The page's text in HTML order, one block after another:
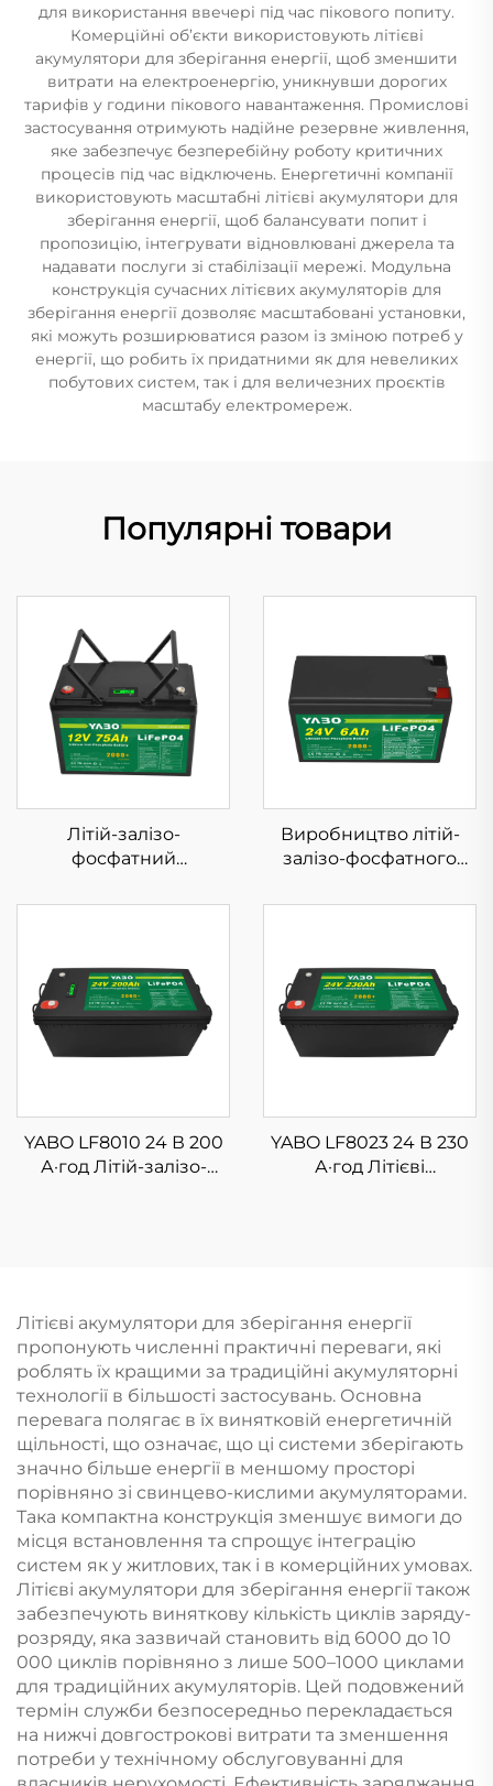
для використання ввечері під час пікового попиту.
Комерційні об’єкти використовують літієві
акумулятори для зберігання енергії, щоб зменшити
витрати на електроенергію, уникнувши дорогих
тарифів у години пікового навантаження. Промислові
застосування отримують надійне резервне живлення,
яке забезпечує безперебійну роботу критичних
процесів під час відключень. Енергетичні компанії
використовують масштабні літієві акумулятори для
зберігання енергії, щоб балансувати попит і
пропозицію, інтегрувати відновлювані джерела та
надавати послуги зі стабілізації мережі. Модульна
конструкція сучасних літієвих акумуляторів для
зберігання енергії дозволяє масштабовані установки,
які можуть розширюватися разом із зміною потреб у
енергії, що робить їх придатними як для невеликих
побутових систем, так і для величезних проєктів
масштабу електромереж.
Популярні товари
Літій-залізо-
фосфатний
LF040750112V, 75 А·год,
високою
енергетичною
щільністю з BMS
Виробництво літій-
залізо-фосфатного
LF8011 24 В, 6 А·год,
іграшкового
автомобіля, сонячної
системи, проектів DIY
YABO LF8010 24 В 200
А·год Літій-залізо-
автофургонів
YABO LF8023 24 В 230
А·год Літієві
сонячної енергетики
Літієві акумулятори для зберігання енергії
пропонують численні практичні переваги, які
роблять їх кращими за традиційні акумуляторні
технології в більшості застосувань. Основна
перевага полягає в їх винятковій енергетичній
щільності, що означає, що ці системи зберігають
значно більше енергії в меншому просторі
порівняно зі свинцево-кислими акумуляторами.
Така компактна конструкція зменшує вимоги до
місця встановлення та спрощує інтеграцію
систем як у житлових, так і в комерційних умовах.
Літієві акумулятори для зберігання енергії також
забезпечують виняткову кількість циклів заряду-
розряду, яка зазвичай становить від 6000 до 10
000 циклів порівняно з лише 500–1000 циклами
для традиційних акумуляторів. Цей подовжений
термін служби безпосередньо перекладається
на нижчі довгострокові витрати та зменшення
потреби у технічному обслуговуванні для